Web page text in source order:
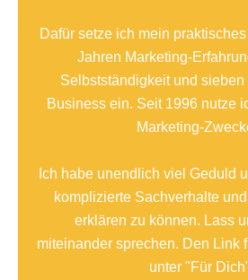
Dafür setze ich mein
Jahren Marketing-
Selbstständigkeit und
Business ein. Seit 1996 nutze
Marketing-
Ich habe unendlich viel Geduld
komplizierte Sachverhalte
erklären zu können. Lass
miteinander sprechen. Den Link
unter "Für